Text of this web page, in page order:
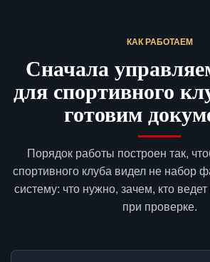
КАК РАБОТАЕМ
Сначала
для спортивного
готовим
Порядок работы построен так,
спортивного клуба видел не набор
систему: что нужно, зачем, кто
при проверке.